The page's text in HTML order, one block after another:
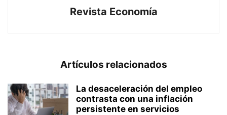
Revista Economía
Artículos relacionados
La desaceleración del empleo
contrasta con una inflación
persistente en servicios